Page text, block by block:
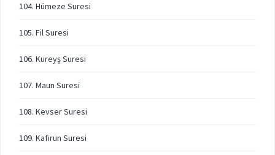
104. Hümeze Suresi
105. Fil Suresi
106. Kureyş Suresi
107. Maun Suresi
108. Kevser Suresi
109. Kafirun Suresi